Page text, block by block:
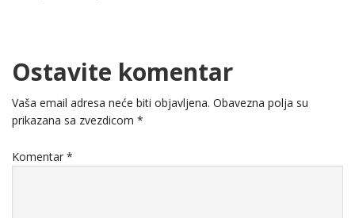
Ostavite komentar
Vaša email adresa neće biti objavljena. Obavezna polja su
prikazana sa zvezdicom *
Komentar *